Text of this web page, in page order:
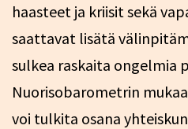
haasteet ja kriisit sekä
saattavat lisätä
sulkea raskaita ongelmia
Nuorisobarometrin
voi tulkita osana